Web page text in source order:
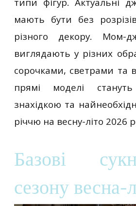
типи фігур. Актуальні
мають бути без
різного декору. Мом-
виглядають у різних
сорочками, светрами та
прямі моделі
знахідкою та
річчю на весну-літо 2026
Базові
сезону весна-